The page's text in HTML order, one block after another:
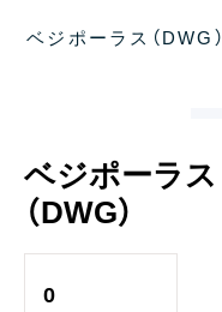
ベジポーラス（DWG）
ベジポーラス
（DWG）
0